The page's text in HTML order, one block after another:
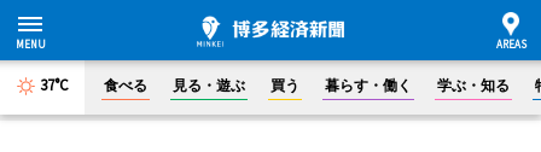
37°C 食べる 見る・遊ぶ 買う 暮らす・働く 学ぶ・知る